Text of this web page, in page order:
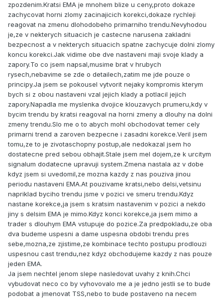
zpozdenim.Kratsi EMA je mnohem blize u ceny,proto dokaze
zachycovat horni zlomy zacinajicich korekci,dokaze rychleji
reagovat na zmenu dlohodobeho primarniho trendu.Nevyhodou
je,ze v nekterych situacich je castecne narusena zakladni
bezpecnost a v nekterych situacich spatne zachycuje dolni zlomy
koncu korekci.Jak vidime obe dve nastaveni maji svoje klady a
zapory.To co jsem napsal,musime brat v hrubych
rysech,nebavime se zde o detailech,zatim me jde pouze o
principy.Ja jsem se pokousel vytvorit nejaky kompromis kterym
bych si z obou nastaveni vzal jejich klady a potlacil jejich
zapory.Napadla me myslenka dvojice klouzavych prumeru,kdy v
bycim trendu by kratsi reagoval na horni zmeny a dlouhy na dolni
zmeny trendu.Slo me o to abych mohl obchodovat temer cely
primarni trend a zaroven bezpecne i zasadni korekce.Veril jsem
tomu,ze to je zivotaschopny postup,ale nedokazal jsem ho
dostatecne pred sebou obhajit.Stale jsem mel dojem,ze k urcitym
signalum dodatecne upravuji system.Zmena nastala az v dobe
kdyz jsem si uvedomil,ze mozna kazdy z nas pouziva jinou
periodu nastaveni EMA.At pouzivame kratsi,nebo delsi,vetsinu
napriklad byciho trendu jsme v pozici ve smeru trendu.Kdyz
nastane korekce,ja jsem s kratsim nastavenim v pozici a nekdo
jiny s delsim EMA je mimo.Kdyz konci korekce,ja jsem mimo a
trader s dlouhym EMA vstupuje do pozice.Za predpokladu,ze oba
dva budeme uspesni a dame uspesna obdobi trendu pres
sebe,mozna,ze zjistime,ze kombinace techto postupu prodlouzi
uspesnou cast trendu,nez kdyz obchodujeme kazdy z nas pouze
jeden EMA.
Ja jsem nechtel jenom slepe nasledovat uvahy z knih.Chci
vybudovat neco co by vyhovovalo me a je jedno jestli se to bude
podobat a jmenovat TSS,nebo to bude postaveno na necem